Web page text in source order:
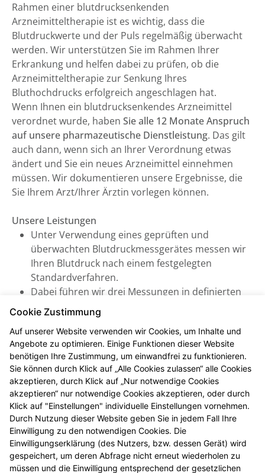
Rahmen einer blutdrucksenkenden
Arzneimitteltherapie ist es wichtig, dass die
Blutdruckwerte und der Puls regelmäßig überwacht
werden. Wir unterstützen Sie im Rahmen Ihrer
Erkrankung und helfen dabei zu prüfen, ob die
Arzneimitteltherapie zur Senkung Ihres
Bluthochdrucks erfolgreich angeschlagen hat.
Wenn Ihnen ein blutdrucksenkendes Arzneimittel
verordnet wurde, haben Sie alle 12 Monate Anspruch
auf unsere pharmazeutische Dienstleistung. Das gilt
auch dann, wenn sich an Ihrer Verordnung etwas
ändert und Sie ein neues Arzneimittel einnehmen
müssen. Wir dokumentieren unsere Ergebnisse, die
Sie Ihrem Arzt/Ihrer Ärztin vorlegen können.
Unsere Leistungen
Unter Verwendung eines geprüften und
überwachten Blutdruckmessgerätes messen wir
Ihren Blutdruck nach einem festgelegten
Standardverfahren.
Dabei führen wir drei Messungen in definierten
Abständen durch, woraus sich ein systolischer
und diastolischer Mittelwert errechnen lässt (inkl.
Puls). Daraus können wir eine verlässliche
Aussage treffen und beraten Sie zu Ihrem
individuellen Bluthochdruck-Risiko.
Je nach Ergebnis sprechen wir weitere Empfehlungen
aus, die wir nach Ihrer Zustimmung mit Ihrem
Arzt/Ihrer Ärztin abstimmen.
Alles kostenfrei für Sie
Die Kosten der standardisierten Risikoerfassung bei
Cookie Zustimmung
Auf unserer Website verwenden wir Cookies, um Inhalte und
Angebote zu optimieren. Einige Funktionen dieser Website
benötigen Ihre Zustimmung, um einwandfrei zu funktionieren.
Sie können durch Klick auf „Alle Cookies zulassen“ alle Cookies
akzeptieren, durch Klick auf „Nur notwendige Cookies
akzeptieren“ nur notwendige Cookies akzeptieren, oder durch
Klick auf "Einstellungen" individuelle Einstellungen vornehmen.
Durch Nutzung dieser Website geben Sie in jedem Fall Ihre
Einwilligung zu den notwendigen Cookies. Die
Einwilligungserklärung (des Nutzers, bzw. dessen Gerät) wird
gespeichert, um deren Abfrage nicht erneut wiederholen zu
müssen und die Einwilligung entsprechend der gesetzlichen